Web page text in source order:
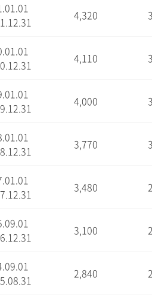
4,320
4,110
4,000
3,770
3,480
3,100
2,840